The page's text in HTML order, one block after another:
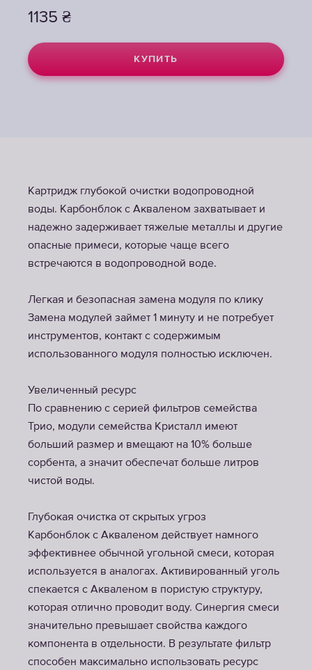
1135 ₴
КУПИТЬ
1135 ₴
КУПИТЬ
Картридж глубокой очистки водопроводной
воды. Карбонблок с Акваленом захватывает и
надежно задерживает тяжелые металлы и другие
опасные примеси, которые чаще всего
встречаются в водопроводной воде.
Легкая и безопасная замена модуля по клику
Замена модулей займет 1 минуту и не потребует
инструментов, контакт с содержимым
использованного модуля полностью исключен.
Увеличенный ресурс
По сравнению с серией фильтров семейства
Трио, модули семейства Кристалл имеют
больший размер и вмещают на 10% больше
сорбента, а значит обеспечат больше литров
чистой воды.
Глубокая очистка от скрытых угроз
Карбонблок с Акваленом действует намного
эффективнее обычной угольной смеси, которая
используется в аналогах. Активированный уголь
спекается с Акваленом в пористую структуру,
которая отлично проводит воду. Синергия смеси
значительно превышает свойства каждого
компонента в отдельности. В результате фильтр
способен максимально использовать ресурс